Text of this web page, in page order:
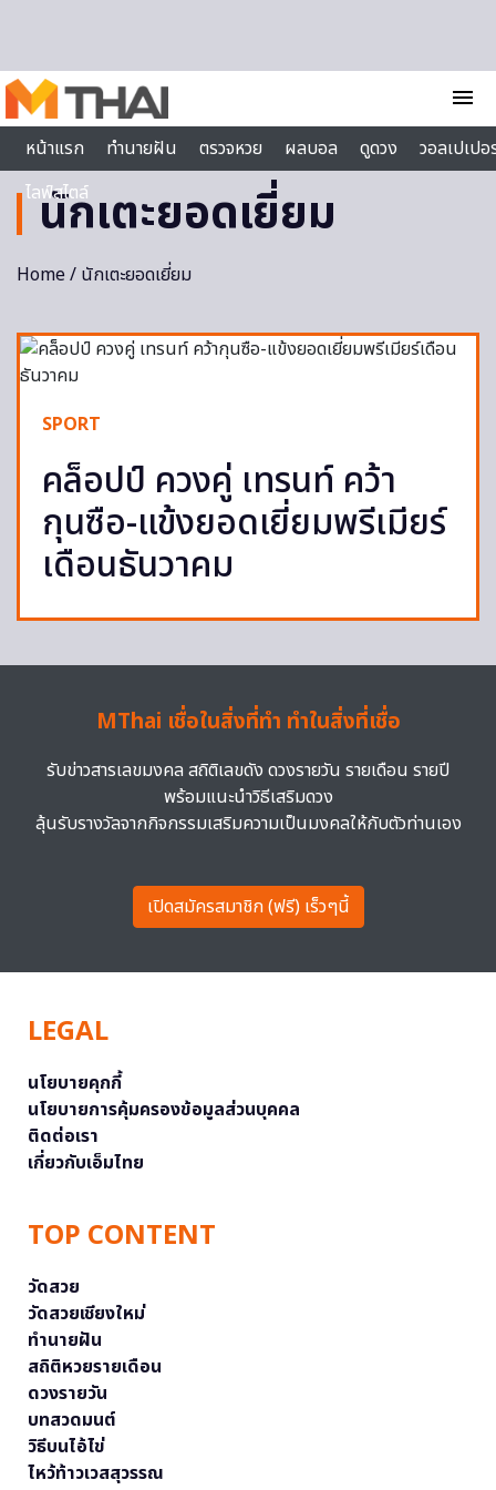
menu
หน้าแรก
ทำนายฝัน ตรวจหวย ผลบอล ดูดวง
วอลเปเป
ไลฟ์สไตล์
นักเตะยอดเยี่ยม
Home/ นักเตะยอดเยี่ยม
SPORT
คล็อปป์ ควงคู่ เทรนท์ คว้า
กุนซือ-แข้งยอดเยี่ยมพรีเมียร์
เดือนธันวาคม
MThai เชื่อในสิ่งที่ทำ ทำในสิ่งที่เชื่อ
รับข่าวสารเลขมงคล สถิติเลขดัง ดวงรายวัน รายเดือน รายปี
พร้อมแนะนำวิธีเสริมดวง
ลุ้นรับรางวัลจากกิจกรรมเสริมความเป็นมงคลให้กับตัวท่านเอง
เปิดสมัครสมาชิก (ฟรี) เร็วๆนี้
LEGAL
นโยบายคุกกี้
นโยบายการคุ้มครองข้อมูลส่วนบุคคล
ติดต่อเรา
เกี่ยวกับเอ็มไทย
TOP CONTENT
วัดสวย
วัดสวยเชียงใหม่
ทำนายฝัน
สถิติหวยรายเดือน
ดวงรายวัน
บทสวดมนต์
วิธีบนไอ้ไข่
ไหว้ท้าวเวสสุวรรณ